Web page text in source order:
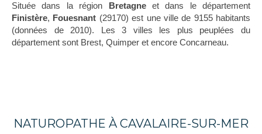
Située dans la région Bretagneet dans le département
Finistère, Fouesnant (29170) est une ville de 9155 habitants
(données de 2010). Les 3 villes les plus peuplées du
département sont Brest, Quimper et encore Concarneau.
NATUROPATHE À CAVALAIRE-SUR-MER